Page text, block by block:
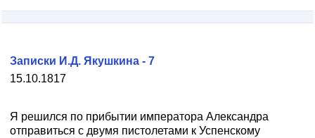
15.10.1817
Записки И.Д. Якушкина - 7
Я решился по прибытии императора Александра
отправиться с двумя пистолетами к Успенскому